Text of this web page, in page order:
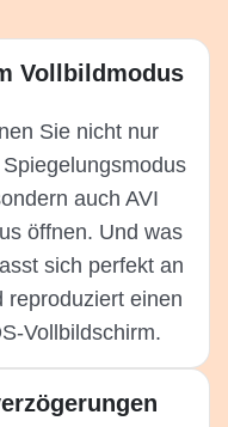
Vollbildmodus
Sie nicht nur
auch AVI
öffnen. Und was
sich perfekt an
reproduziert einen
Vollbildschirm.